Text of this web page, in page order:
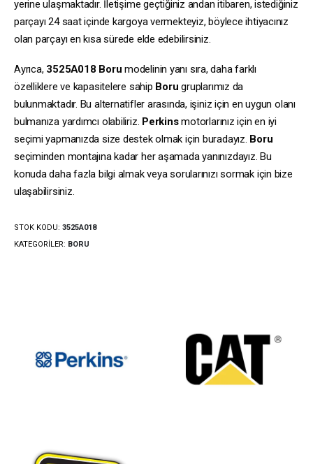
yerine ulaşmaktadır. İletişime geçtiğiniz andan itibaren, istediğiniz
parçayı 24 saat içinde kargoya vermekteyiz, böylece ihtiyacınız
olan parçayı en kısa sürede elde edebilirsiniz.
Ayrıca, 3525A018 Boru modelinin yanı sıra, daha farklı
özelliklere ve kapasitelere sahip Boru gruplarımız da
bulunmaktadır. Bu alternatifler arasında, işiniz için en uygun olanı
bulmanıza yardımcı olabiliriz. Perkinsmotorlarınız için en iyi
seçimi yapmanızda size destek olmak için buradayız. Boru
seçiminden montajına kadar her aşamada yanınızdayız. Bu
konuda daha fazla bilgi almak veya sorularınızı sormak için bize
ulaşabilirsiniz.
STOK KODU: 3525A018
KATEGORILER: BORU